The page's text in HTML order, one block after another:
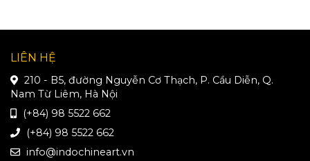
LIÊN HỆ
210 - B5, đường Nguyễn Cơ Thạch, P. Cầu Diễn, Q.
Nam Từ Liêm, Hà Nội
(+84) 98 5522 662
(+84) 98 5522 662
info@indochineart.vn